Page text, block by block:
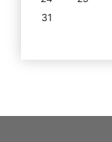
31